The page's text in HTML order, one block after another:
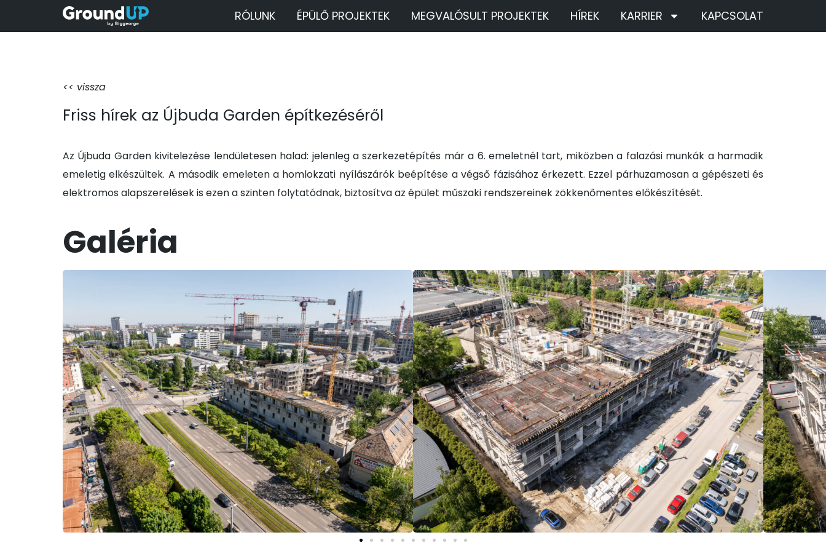
RÓLUNK ÉPÜLŐ PROJEKTEK MEGVALÓSULT PROJEKTEK HÍREK KARRIER KAPCSOLAT
<< vissza
Friss hírek az Újbuda Garden építkezéséről
Az Újbuda Gardenkivitelezése lendületesen halad: jelenleg a szerkezetépítés már a 6. emeletnél tart, miközben a falazási munkák a harmadik
emeletig elkészültek. A második emeleten a homlokzati nyílászárók beépítése a végső fázisához érkezett. Ezzel párhuzamosan a gépészeti és
elektromos alapszerelések is ezen a szinten folytatódnak, biztosítva az épület műszaki rendszereinek zökkenőmentes előkészítését.